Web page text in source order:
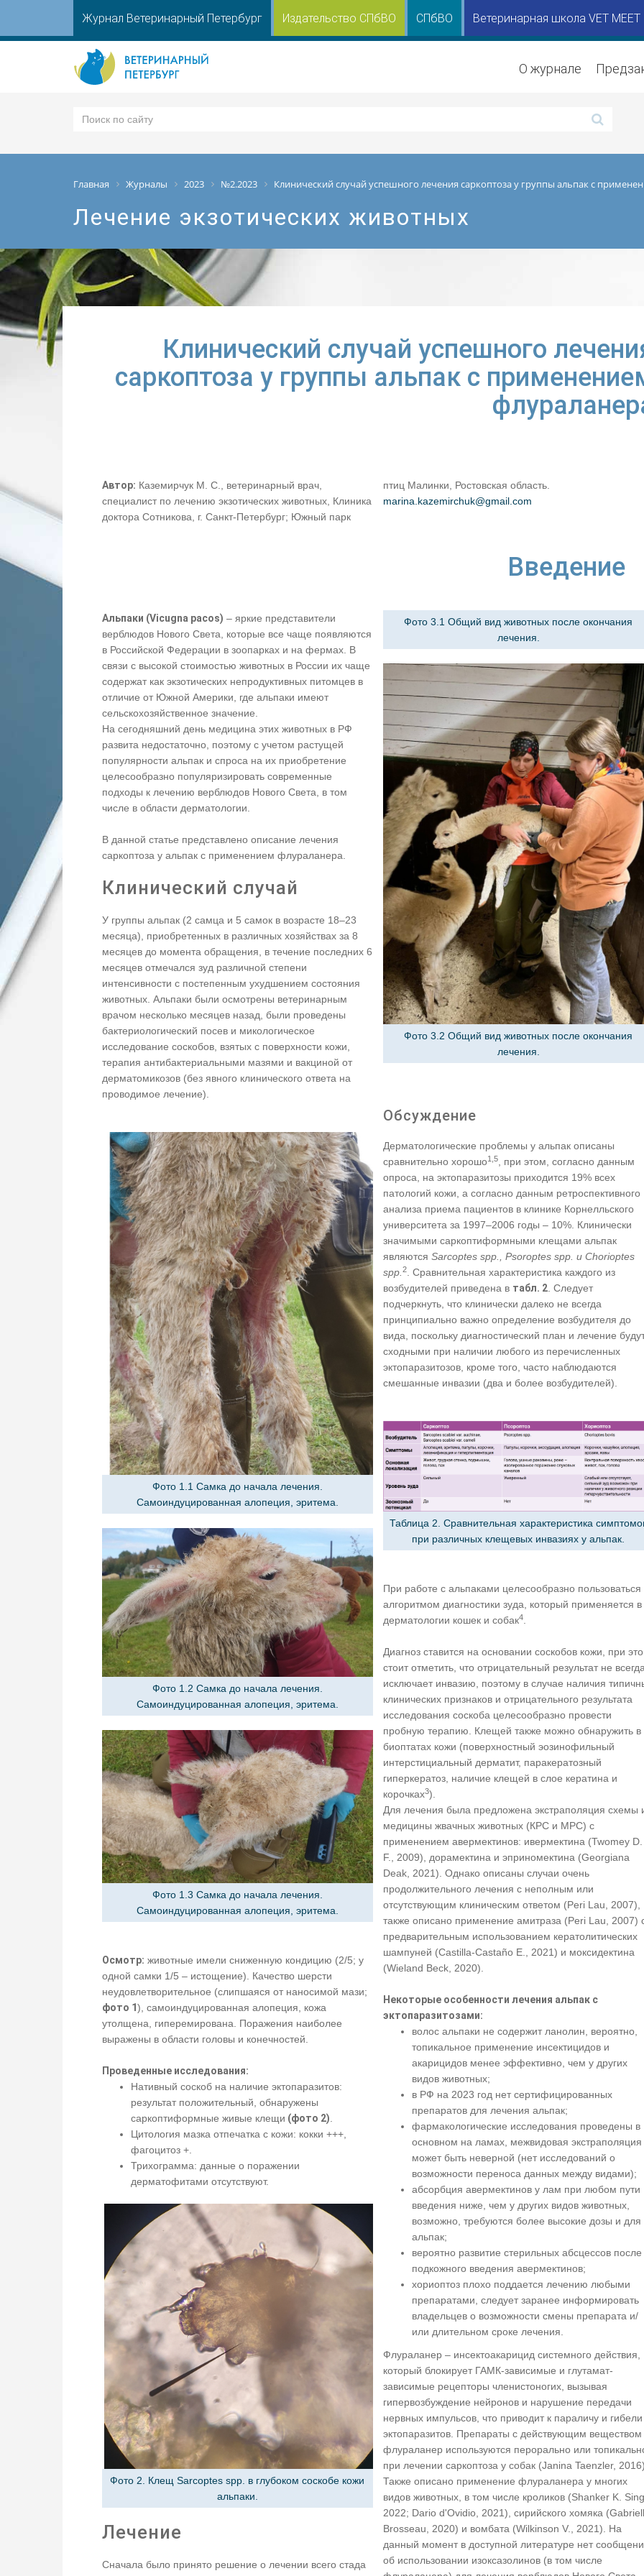
Журнал Ветеринарный Петербург Издательство СПбВО СПбВО Ветеринарная школа VET MEET
О журнале
Главная Журналы 2023 №2.2023 Клинический случай успешного лечения саркоптоза у группы альпак с
Лечение экзотических животных
Клинический случай успешного
саркоптоза у группы альпак с
Автор: Каземирчук М. С., ветеринарный врач,
специалист по лечению экзотических животных, Клиника
доктора Сотникова, г. Санкт-Петербург; Южный парк
птиц Малинки, Ростовская область.
marina.kazemirchuk@gmail.com
Введение
Альпаки (Vicugna pacos) – яркие представители
верблюдов Нового Света, которые все чаще появляются
в Российской Федерации в зоопарках и на фермах. В
связи с высокой стоимостью животных в России их чаще
содержат как экзотических непродуктивных питомцев в
отличие от Южной Америки, где альпаки имеют
сельскохозяйственное значение.
На сегодняшний день медицина этих животных в РФ
развита недостаточно, поэтому с учетом растущей
популярности альпак и спроса на их приобретение
целесообразно популяризировать современные
подходы к лечению верблюдов Нового Света, в том
числе в области дерматологии.
В данной статье представлено описание лечения
саркоптоза у альпак с применением флураланера.
Клинический случай
У группы альпак (2 самца и 5 самок в возрасте 18–23
месяца), приобретенных в различных хозяйствах за 8
месяцев до момента обращения, в течение последних 6
месяцев отмечался зуд различной степени
интенсивности с постепенным ухудшением состояния
животных. Альпаки были осмотрены ветеринарным
врачом несколько месяцев назад, были проведены
бактериологический посев и микологическое
исследование соскобов, взятых с поверхности кожи,
терапия антибактериальными мазями и вакциной от
дерматомикозов (без явного клинического ответа на
проводимое лечение).
Фото 1.1 Самка до начала лечения.
Самоиндуцированная алопеция, эритема.
Фото 1.2 Самка до начала лечения.
Самоиндуцированная алопеция, эритема.
Фото 1.3 Самка до начала лечения.
Самоиндуцированная алопеция, эритема.
Осмотр: животные имели сниженную кондицию (2/5; у
одной самки 1/5 – истощение). Качество шерсти
неудовлетворительное (слипшаяся от наносимой мази;
фото 1), самоиндуцированная алопеция, кожа
утолщена, гиперемирована. Поражения наиболее
выражены в области головы и конечностей.
Проведенные исследования:
Нативный соскоб на наличие эктопаразитов:
результат положительный, обнаружены
саркоптиформные живые клещи (фото 2)
Цитология мазка отпечатка с кожи: кокки +++,
фагоцитоз +.
Трихограмма: данные о поражении
дерматофитами отсутствуют.
Фото 2. Клещ Sarcoptes spp. в глубоком соскобе кожи
альпаки.
Лечение
Сначала было принято решение о лечении всего стада
Фото 3.1 Общий вид животных после окончания
лечения.
Фото 3.2 Общий вид животных после окончания
лечения.
Обсуждение
Дерматологические проблемы у альпак описаны
сравнительно хорошо1,5, при этом, согласно данным
опроса, на эктопаразитозы приходится 19% всех
патологий кожи, а согласно данным ретроспективного
анализа приема пациентов в клинике Корнелльского
университета за 1997–2006 годы – 10%. Клинически
значимыми саркоптиформными клещами альпак
являются Sarcoptes spp., Psoroptes spp. и Chorioptes
spp.2. Сравнительная характеристика каждого из
возбудителей приведена в табл. 2. Следует
подчеркнуть, что клинически далеко не всегда
принципиально важно определение возбудителя до
вида, поскольку диагностический план и лечение
сходными при наличии любого из перечисленных
эктопаразитозов, кроме того, часто наблюдаются
смешанные инвазии (два и более возбудителей).
Таблица 2. Сравнительная характеристика
при различных клещевых инвазиях у альпак.
При работе с альпаками целесообразно пользоваться
алгоритмом диагностики зуда, который применяется в
дерматологии кошек и собак4.
Диагноз ставится на основании соскобов кожи, при
стоит отметить, что отрицательный результат не
исключает инвазию, поэтому в случае наличия
клинических признаков и отрицательного результата
исследования соскоба целесообразно провести
пробную терапию. Клещей также можно обнаружить в
биоптатах кожи (поверхностный эозинофильный
интерстициальный дерматит, паракератозный
гиперкератоз, наличие клещей в слое кератина и
корочках3).
Для лечения была предложена экстраполяция схемы
медицины жвачных животных (КРС и МРС) с
применением авермектинов: ивермектина (Twomey D.
F., 2009), дорамектина и эприномектина (Georgiana
Deak, 2021). Однако описаны случаи очень
продолжительного лечения с неполным или
отсутствующим клиническим ответом (Peri Lau, 2007),
также описано применение амитраза (Peri Lau, 2007)
предварительным использованием кератолитических
шампуней (Castilla-Castaño E., 2021) и моксидектина
(Wieland Beck, 2020).
Некоторые особенности лечения альпак с
эктопаразитозами:
волос альпаки не содержит ланолин, вероятно,
топикальное применение инсектицидов и
акарицидов менее эффективно, чем у других
видов животных;
в РФ на 2023 год нет сертифицированных
препаратов для лечения альпак;
фармакологические исследования проведены в
основном на ламах, межвидовая экстраполяция
может быть неверной (нет исследований о
возможности переноса данных между видами);
абсорбция авермектинов у лам при любом пути
введения ниже, чем у других видов животных,
возможно, требуются более высокие дозы и для
альпак;
вероятно развитие стерильных абсцессов после
подкожного введения авермектинов;
хориоптоз плохо поддается лечению любыми
препаратами, следует заранее информировать
владельцев о возможности смены препарата и/
или длительном сроке лечения.
Флураланер – инсектоакарицид системного действия,
который блокирует ГАМК-зависимые и глутамат-
зависимые рецепторы членистоногих, вызывая
гипервозбуждение нейронов и нарушение передачи
нервных импульсов, что приводит к параличу и гибели
эктопаразитов. Препараты с действующим веществом
флураланер используются перорально или
при лечении саркоптоза у собак (Janina Taenzler,
Также описано применение флураланера у многих
видов животных, в том числе кроликов (Shanker K.
2022; Dario d'Ovidio, 2021), сирийского хомяка
Brosseau, 2020) и вомбата (Wilkinson V., 2021). На
данный момент в доступной литературе нет
об использовании изоксазолинов (в том числе